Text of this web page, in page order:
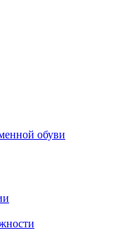
обуви